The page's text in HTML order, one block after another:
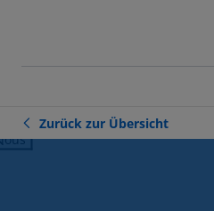
Zurück zur Übersicht